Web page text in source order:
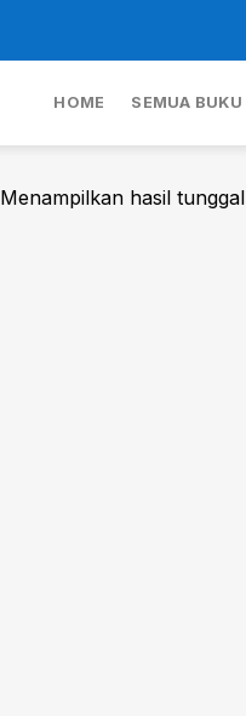
HOME SEMUA BUKU
Menampilkan hasil tunggal